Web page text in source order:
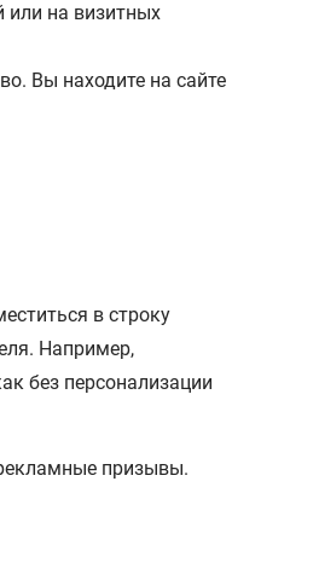
или на визитных
Вы находите на сайте
в строку
Например,
без персонализации
призывы.